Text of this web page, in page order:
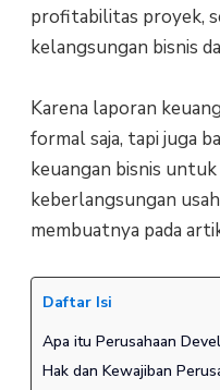
profitabilitas proyek,
kelangsungan bisnis
Karena laporan
formal saja, tapi juga
keuangan bisnis
keberlangsungan
membuatnya pada
Daftar Isi
Apa itu Perusahaan
Hak dan Kewajiban